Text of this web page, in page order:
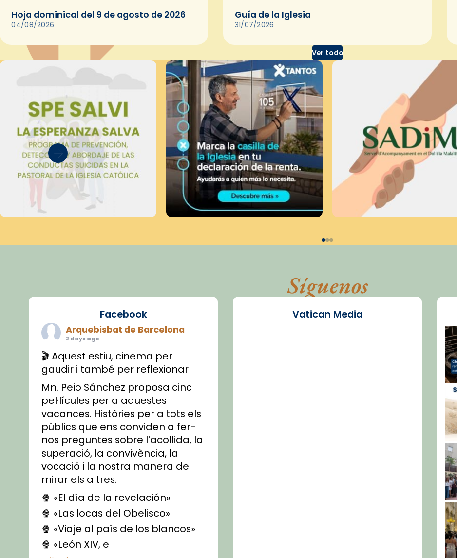
Hoja dominical del 9 de agosto de 2026
04/08/2026
Guía de la Iglesia
31/07/2026
Ver todo
Síguenos
Facebook
Arquebisbat de Barcelona
2 days ago
🎬 Aquest estiu, cinema per
gaudir i també per reflexionar!
Mn. Peio Sánchez proposa cinc
pel·lícules per a aquestes
vacances. Històries per a tots els
públics que ens conviden a fer-
nos preguntes sobre l'acollida, la
superació, la convivència, la
vocació i la nostra manera de
mirar els altres.
🍿 «El día de la revelación»
🍿 «Las locas del Obelisco»
🍿 «Viaje al país de los blancos»
🍿 «León XIV, e
Vatican Media